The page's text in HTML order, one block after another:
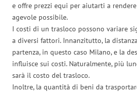
e offre prezzi equi per aiutarti a
agevole possibile.
I costi di un trasloco possono variare
a diversi fattori. Innanzitutto, la
partenza, in questo caso Milano, e la
influisce sui costi. Naturalmente, più
sarà il costo del trasloco.
Inoltre, la quantità di beni da